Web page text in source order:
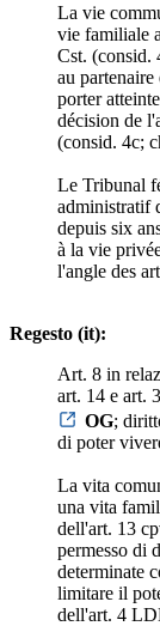
La vie
vie familiale
Cst. (consid.
au
porter
décision de
(consid. 4c;
Le Tribunal
administratif
depuis six
à la vie
l'angle des
Regesto (it):
Art. 8 in
art. 14 e art.
OG;
di poter
La vita
una vita
dell'art. 13
permesso di
determinate
limitare il
dell'art. 4